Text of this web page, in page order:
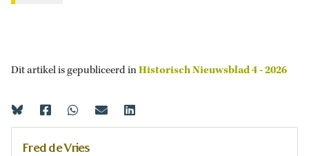
Dit artikel is gepubliceerd inHistorisch Nieuwsblad 4 - 2026
Fred de Vries